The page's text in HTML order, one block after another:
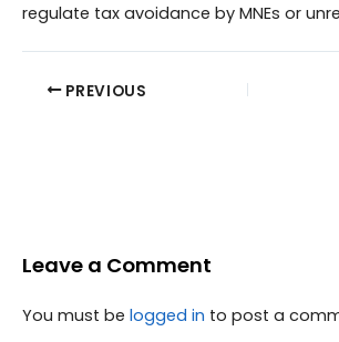
regulate tax avoidance by MNEs or
PREVIOUS
Leave a Comment
You must be logged in to post a